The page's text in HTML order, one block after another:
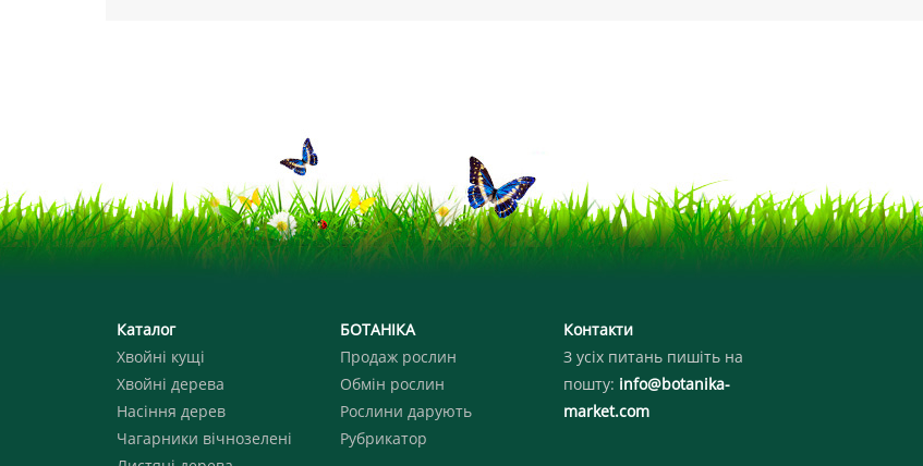
Каталог
Хвойні кущі
Хвойні дерева
Насіння дерев
Чагарники вічнозелені
БОТАНІКА
Продаж рослин
Обмін рослин
Рослини дарують
Рубрикатор
Контакти
З усіх питань пишіть на
пошту: info@botanika-
market.com